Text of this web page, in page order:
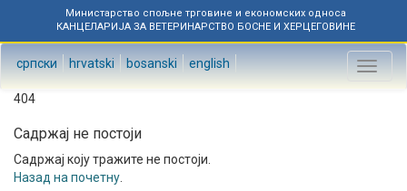
Министарство спољне трговине и економских односа
КАНЦЕЛАРИЈА ЗА ВЕТЕРИНАРСТВО БОСНЕ И ХЕРЦЕГОВИНЕ
српски hrvatski bosanski english
Toggle
404
Садржај не постоји
Садржај коју тражите не постоји.
Назад на почетну